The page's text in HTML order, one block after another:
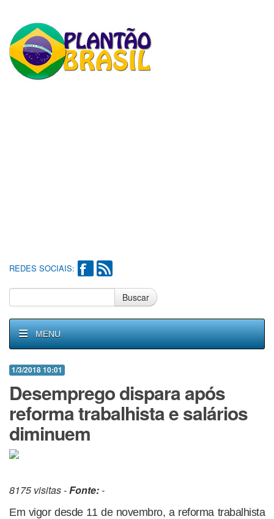
REDES SOCIAIS:
Buscar
MENU
1/3/2018 10:01
Desemprego dispara após
reforma trabalhista e salários
diminuem
8175 visitas -Fonte:-
Em vigor desde 11 de novembro, a reforma trabalhista